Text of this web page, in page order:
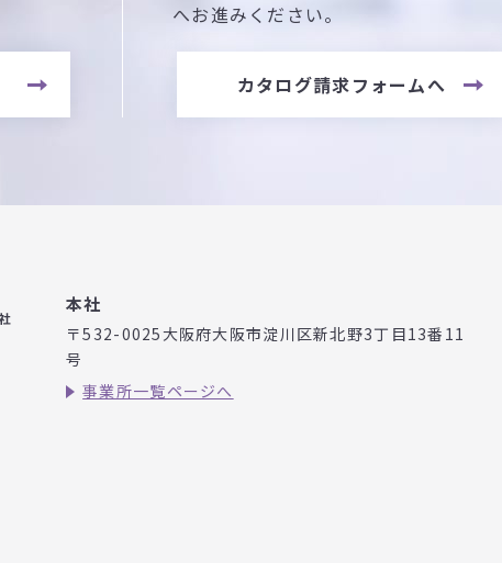
へお進みください。
カタログ請求フォームへ
本社
〒532-0025大阪府大阪市淀川区新北野3丁目13番11
号
事業所一覧ページへ